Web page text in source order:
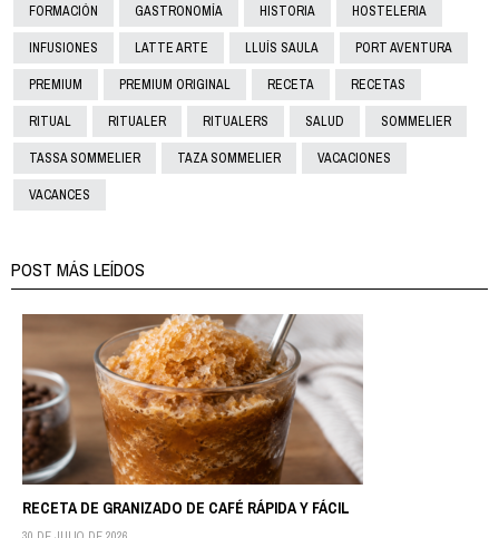
FORMACIÓN GASTRONOMÍA HISTORIA HOSTELERIA
INFUSIONES LATTE ARTE LLUÍS SAULA PORT AVENTURA
PREMIUM PREMIUM ORIGINAL RECETA RECETAS
RITUAL RITUALER RITUALERS SALUD SOMMELIER
TASSA SOMMELIER TAZA SOMMELIER VACACIONES
VACANCES
POST MÁS LEÍDOS
RECETA DE GRANIZADO DE CAFÉ RÁPIDA Y FÁCIL